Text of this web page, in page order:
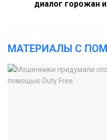
диалог горожан
МАТЕРИАЛЫ С